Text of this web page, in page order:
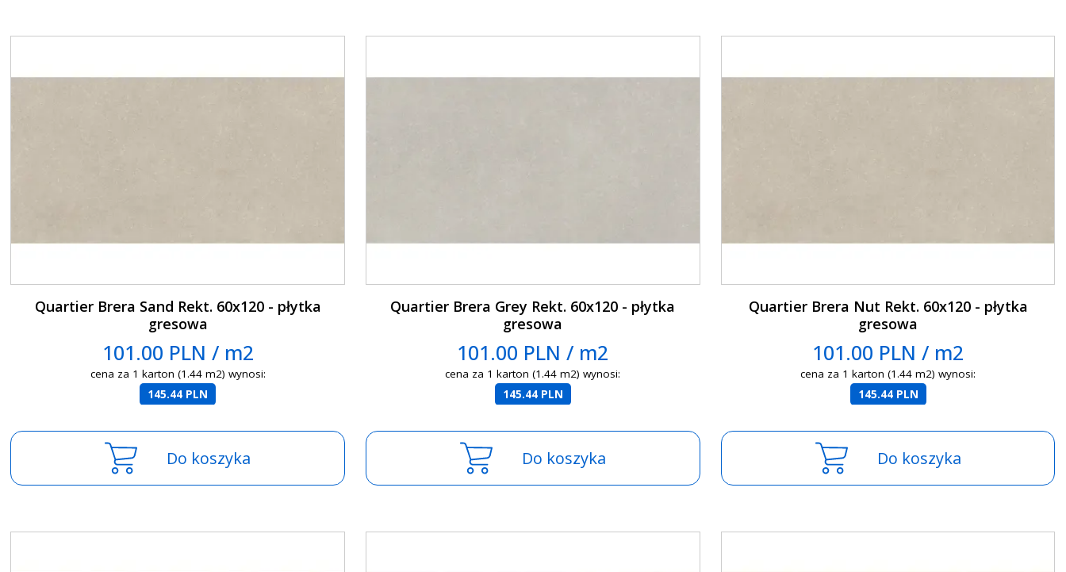
Quartier Brera Sand Rekt. 60x120 - płytka
gresowa
101.00 PLN / m2
cena za 1 karton (1.44 m2) wynosi:
145.44 PLN
Do koszyka
Quartier Brera Grey Rekt. 60x120 - płytka
gresowa
101.00 PLN / m2
cena za 1 karton (1.44 m2) wynosi:
145.44 PLN
Do koszyka
Quartier Brera Nut Rekt. 60x120 - płytka
gresowa
101.00 PLN / m2
cena za 1 karton (1.44 m2) wynosi:
145.44 PLN
Do koszyka